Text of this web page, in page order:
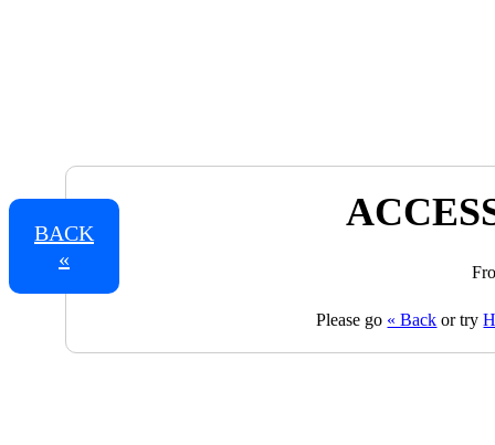
BACK
«
Please go « Back or try